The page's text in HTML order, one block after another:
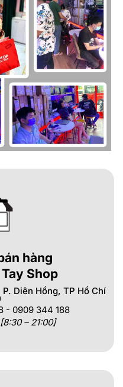
hàng
Shop
Diên Hồng, TP Hồ Chí
- 0909 344 188
– 21:00]